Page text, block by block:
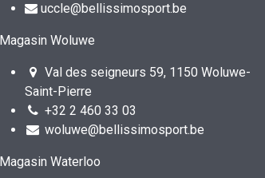
uccle@bellissimosport.be
Magasin Woluwe
Val des seigneurs 59, 1150 Woluwe-
Saint-Pierre
+32 2 460 33 03
woluwe@bellissimosport.be
Magasin Waterloo